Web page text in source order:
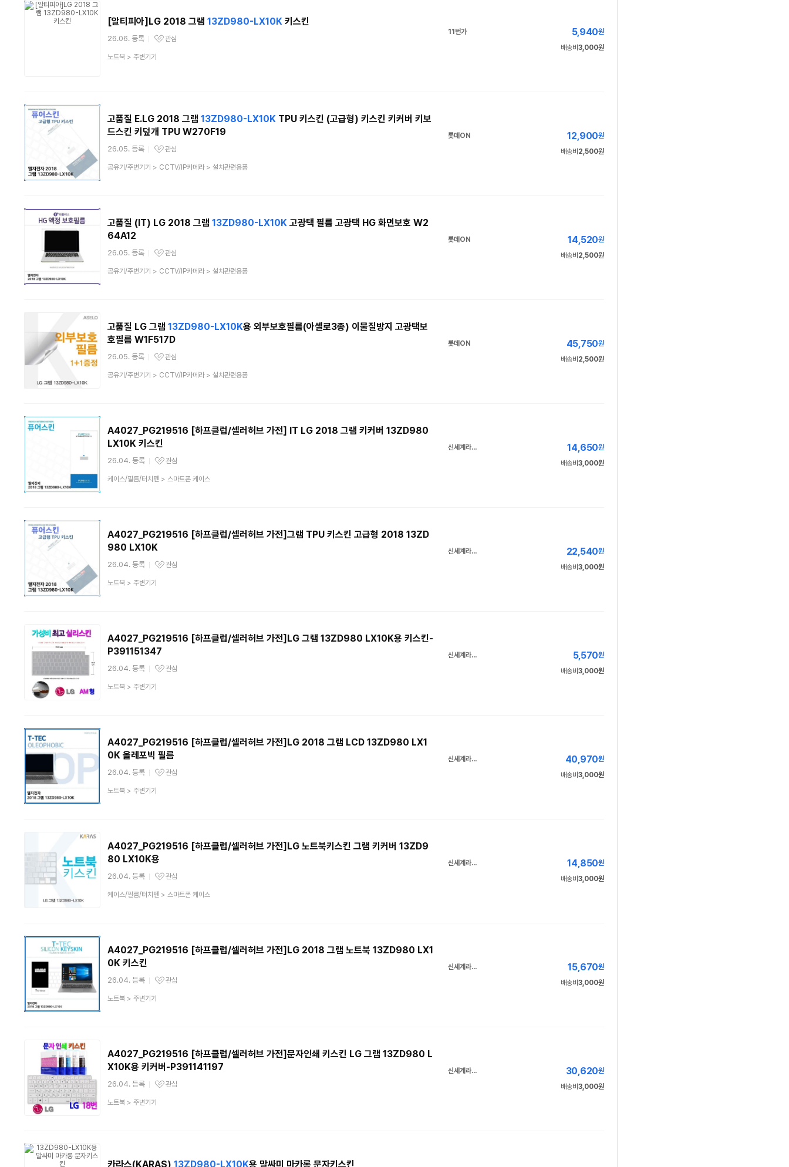
[알티피아]LG 2018 그램 13ZD980-LX10K키스킨
26.06. 등록
관심상품
관심
상
노트북> 주변기기
11번가 5,940원
배송비 3,000원
고품질 E.LG 2018 그램 13ZD980-LX10KTPU 키스킨 (고급형) 키스킨 키커버 키보
드스킨 키덮개 TPU W270F19
26.05. 등록
관심상품
관심
상
공유기/주변기기 > CCTV/IP카메라> 설치관련용품
롯데ON 12,900원
배송비 2,500원
고품질 (IT) LG 2018 그램 13ZD980-LX10K고광택 필름 고광택 HG 화면보호 W2
64A12
26.05. 등록
관심상품
관심
상
공유기/주변기기 > CCTV/IP카메라> 설치관련용품
롯데ON 14,520원
배송비 2,500원
고품질 LG 그램 13ZD980-LX10K용 외부보호필름(아셀로3종) 이물질방지 고광택보
호필름 W1F517D
26.05. 등록
관심상품
관심
상
공유기/주변기기 > CCTV/IP카메라> 설치관련용품
롯데ON 45,750원
배송비 2,500원
A4027_PG219516 [하프클럽/셀러허브 가전] IT LG 2018 그램 키커버 13ZD980
LX10K 키스킨
26.04. 등록
관심상품
관심
상
케이스/필름/터치펜> 스마트폰 케이스
신세계라이브쇼핑 14,650원
배송비 3,000원
A4027_PG219516 [하프클럽/셀러허브 가전]그램 TPU 키스킨 고급형 2018 13ZD
980 LX10K
26.04. 등록
관심상품
관심
상
노트북> 주변기기
신세계라이브쇼핑 22,540원
배송비 3,000원
A4027_PG219516 [하프클럽/셀러허브 가전]LG 그램 13ZD980 LX10K용 키스킨-
P391151347
26.04. 등록
관심상품
관심
상
노트북> 주변기기
신세계라이브쇼핑 5,570원
배송비 3,000원
A4027_PG219516 [하프클럽/셀러허브 가전]LG 2018 그램 LCD 13ZD980 LX1
0K 올레포빅 필름
26.04. 등록
관심상품
관심
상
노트북> 주변기기
신세계라이브쇼핑 40,970원
배송비 3,000원
A4027_PG219516 [하프클럽/셀러허브 가전]LG 노트북키스킨 그램 키커버 13ZD9
80 LX10K용
26.04. 등록
관심상품
관심
상
케이스/필름/터치펜> 스마트폰 케이스
신세계라이브쇼핑 14,850원
배송비 3,000원
A4027_PG219516 [하프클럽/셀러허브 가전]LG 2018 그램 노트북 13ZD980 LX1
0K 키스킨
26.04. 등록
관심상품
관심
상
노트북> 주변기기
신세계라이브쇼핑 15,670원
배송비 3,000원
A4027_PG219516 [하프클럽/셀러허브 가전]문자인쇄 키스킨 LG 그램 13ZD980 L
X10K용 키커버-P391141197
26.04. 등록
관심상품
관심
상
노트북> 주변기기
신세계라이브쇼핑 30,620원
배송비 3,000원
카라스(KARAS) 13ZD980-LX10K용 말싸미 마카롱 문자키스킨